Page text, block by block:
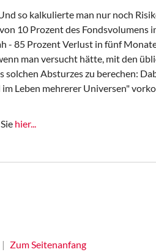
so kalkulierte man nur noch
10 Prozent des Fondsvolumens
- 85 Prozent Verlust in fünf
man versucht hätte, mit den
Absturzes zu berechen:
Leben mehrerer Universen"
hier...
Zum Seitenanfang